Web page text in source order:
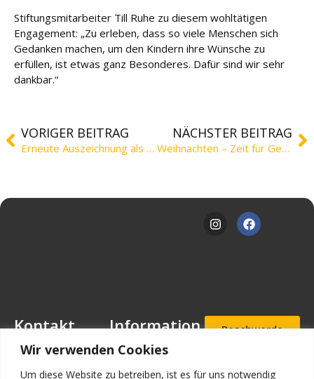
Wir verwenden Cookies
Um diese Website zu betreiben, ist es für uns notwendig
Stiftungsmitarbeiter Till Ruhe zu diesem wohltätigen
Engagement: „Zu erleben, dass so viele Menschen sich
Gedanken machen, um den Kindern ihre Wünsche zu
erfüllen, ist etwas ganz Besonderes. Dafür sind wir sehr
dankbar.“
VORIGER BEITRAG
Erneute Auszeichnung als Zukunftgeber
NÄCHSTER BEITRAG
Weihnachten – Zeit für Gemeinschaft und Dankbarkeit
Kontakt
Mansfeld-
Löbbecke-Stiftung
Geschäftsstelle
Information
Downloads
Stellenangebote
Beschwerde